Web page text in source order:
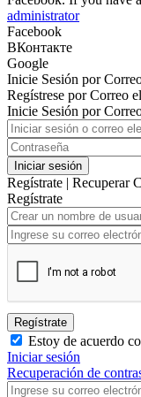
administrator
Facebook
ВКонтакте
Google
Inicie Sesión por
Regístrese por Correo
Inicie Sesión por
Iniciar sesión
Regístrate | Recuperar
Regístrate
Regístrate
Estoy de acuerdo
Iniciar sesión
Recuperación de